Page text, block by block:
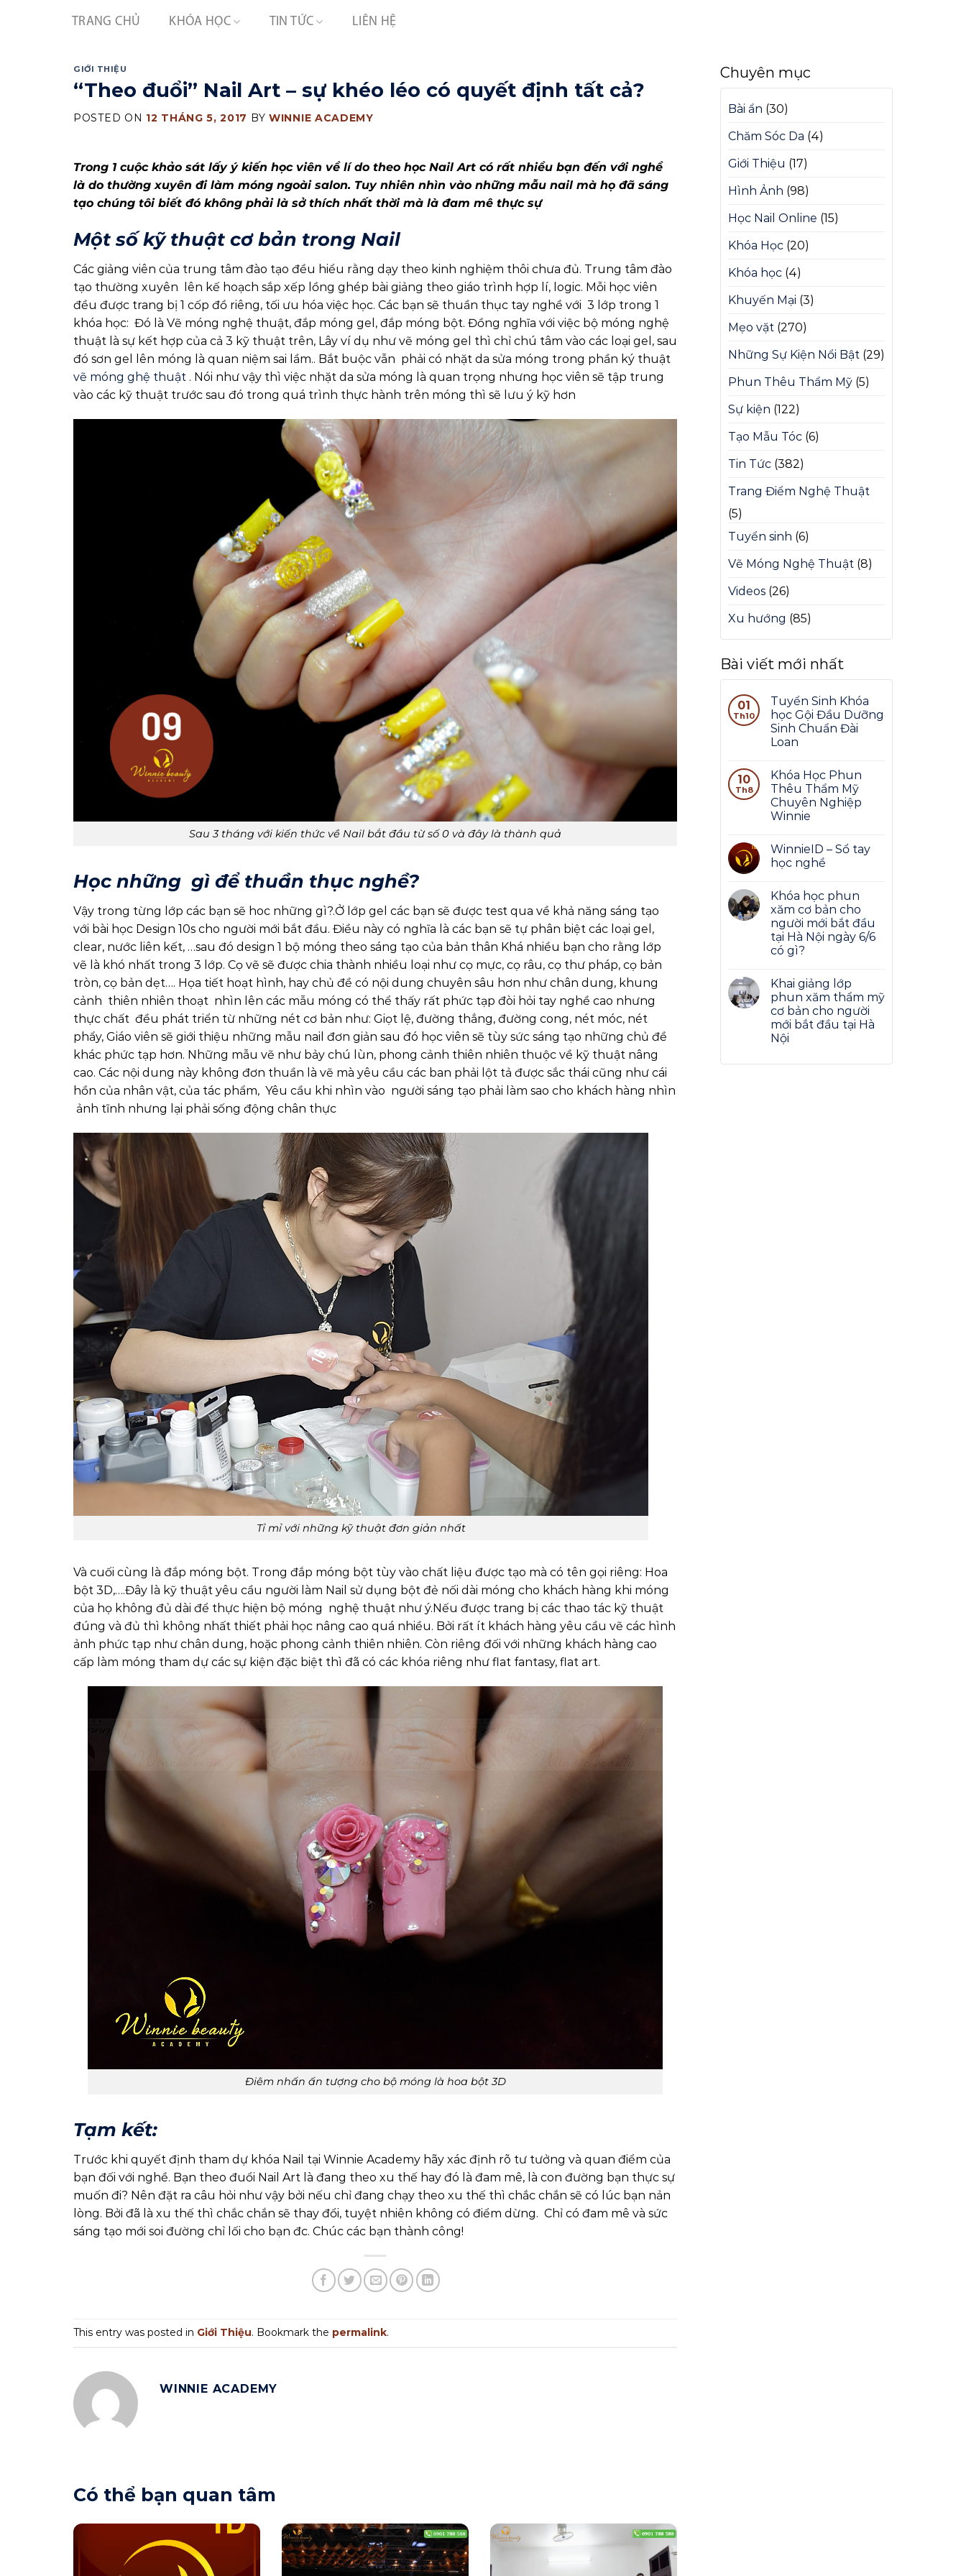
TRANG CHỦ KHÓA HỌC TIN TỨC LIÊN HỆ
GIỚI THIỆU
“Theo đuổi” Nail Art – sự khéo léo có quyết định tất cả?
POSTED ON 12 THÁNG 5, 2017 BYWINNIE ACADEMY
Trong 1 cuộc khảo sát lấy ý kiến học viên về lí do theo học Nail Art có rất nhiều bạn đến với nghề
là do thường xuyên đi làm móng ngoài salon. Tuy nhiên nhìn vào những mẫu nail mà họ đã sáng
tạo chúng tôi biết đó không phải là sở thích nhất thời mà là đam mê thực sự
Một số kỹ thuật cơ bản trong Nail
Các giảng viên của trung tâm đào tạo đều hiểu rằng dạy theo kinh nghiệm thôi chưa đủ. Trung tâm đào
tạo thường xuyên lên kế hoạch sắp xếp lồng ghép bài giảng theo giáo trình hợp lí, logic. Mỗi học viên
đều được trang bị 1 cốp đồ riêng, tối ưu hóa việc học. Các bạn sẽ thuần thục tay nghề với 3 lớp trong 1
khóa học: Đó là Vẽ móng nghệ thuật, đắp móng gel, đắp móng bột. Đồng nghĩa với việc bộ móng nghệ
thuật là sự kết hợp của cả 3 kỹ thuật trên, Lây ví dụ như vẽ móng gel thì chỉ chú tâm vào các loại gel, sau
đó sơn gel lên móng là quan niệm sai lầm.. Bắt buộc vẫn phải có nhặt da sửa móng trong phần ký thuật
vẽ móng ghệ thuật . Nói như vậy thì việc nhặt da sửa móng là quan trọng nhưng học viên sẽ tập trung
vào các kỹ thuật trước sau đó trong quá trình thực hành trên móng thì sẽ lưu ý kỹ hơn
Sau 3 tháng với kiến thức về Nail bắt đầu từ số 0 và đây là thành quả
Học những gì để thuần thục nghề?
Vậy trong từng lớp các bạn sẽ hoc những gì?.Ở lớp gel các bạn sẽ được test qua về khả năng sáng tạo
với bài học Design 10s cho người mới bắt đầu. Điều này có nghĩa là các bạn sẽ tự phân biệt các loại gel,
clear, nước liên kết, …sau đó design 1 bộ móng theo sáng tạo của bản thân Khá nhiều bạn cho rằng lớp
vẽ là khó nhất trong 3 lớp. Cọ vẽ sẽ được chia thành nhiều loại như cọ mực, cọ râu, cọ thư pháp, cọ bản
tròn, cọ bản dẹt…. Họa tiết hoạt hình, hay chủ đề có nội dung chuyên sâu hơn như chân dung, khung
cảnh thiên nhiên thoạt nhìn lên các mẫu móng có thể thấy rất phức tạp đòi hỏi tay nghề cao nhưng
thực chất đều phát triển từ những nét cơ bản như: Giọt lệ, đường thẳng, đường cong, nét móc, nét
phẩy, Giáo viên sẽ giới thiệu những mẫu nail đơn giản sau đó học viên sẽ tùy sức sáng tạo những chủ đề
khác phức tạp hơn. Những mẫu vẽ như bảy chú lùn, phong cảnh thiên nhiên thuộc về kỹ thuật nâng
cao. Các nội dung này không đơn thuần là vẽ mà yêu cầu các ban phải lột tả được sắc thái cũng như cái
hồn của nhân vật, của tác phẩm, Yêu cầu khi nhìn vào người sáng tạo phải làm sao cho khách hàng nhìn
ảnh tĩnh nhưng lại phải sống động chân thực
Tỉ mỉ với những kỹ thuật đơn giản nhất
Và cuối cùng là đắp móng bột. Trong đắp móng bột tùy vào chất liệu được tạo mà có tên gọi riêng: Hoa
bột 3D,….Đây là kỹ thuật yêu cầu người làm Nail sử dụng bột đẻ nối dài móng cho khách hàng khi móng
của họ không đủ dài để thực hiện bộ móng nghệ thuật như ý.Nếu được trang bị các thao tác kỹ thuật
đúng và đủ thì không nhất thiết phải học nâng cao quá nhiều. Bởi rất ít khách hàng yêu cầu vẽ các hình
ảnh phức tạp như chân dung, hoặc phong cảnh thiên nhiên. Còn riêng đối với những khách hàng cao
cấp làm móng tham dự các sự kiện đặc biệt thì đã có các khóa riêng như flat fantasy, flat art.
Điêm nhấn ấn tượng cho bộ móng là hoa bột 3D
Tạm kết:
Trước khi quyết định tham dự khóa Nail tại Winnie Academy hãy xác định rõ tư tưởng và quan điểm của
bạn đối với nghề. Bạn theo đuổi Nail Art là đang theo xu thế hay đó là đam mê, là con đường bạn thực sự
muốn đi? Nên đặt ra câu hỏi như vậy bởi nếu chỉ đang chạy theo xu thế thì chắc chắn sẽ có lúc bạn nản
lòng. Bởi đã là xu thế thì chắc chắn sẽ thay đổi, tuyệt nhiên không có điểm dừng. Chỉ có đam mê và sức
sáng tạo mới soi đường chỉ lối cho bạn đc. Chúc các bạn thành công!
This entry was posted in Giới Thiệu. Bookmark the permalink.
WINNIE ACADEMY
Có thể bạn quan tâm
Chuyên mục
Bài ẩn (30)
Chăm Sóc Da (4)
Giới Thiệu (17)
Hình Ảnh (98)
Học Nail Online (15)
Khóa Học (20)
Khóa học (4)
Khuyến Mại (3)
Mẹo vặt (270)
Những Sự Kiện Nổi Bật (29)
Phun Thêu Thẩm Mỹ (5)
Sự kiện (122)
Tạo Mẫu Tóc (6)
Tin Tức (382)
Trang Điểm Nghệ Thuật
(5)
Tuyển sinh (6)
Vẽ Móng Nghệ Thuật (8)
Videos (26)
Xu hướng (85)
Bài viết mới nhất
01
Th10
Tuyển Sinh Khóa
học Gội Đầu Dưỡng
Sinh Chuẩn Đài
Loan
10
Th8
Khóa Học Phun
Thêu Thẩm Mỹ
Chuyên Nghiệp
Winnie
WinnieID – Sổ tay
học nghề
Khóa học phun
xăm cơ bản cho
người mới bắt đầu
tại Hà Nội ngày 6/6
có gì?
Khai giảng lớp
phun xăm thẩm mỹ
cơ bản cho người
mới bắt đầu tại Hà
Nội